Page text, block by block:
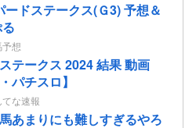
ードステークス(Ｇ3) 予想＆
想
テークス 2024 結果 動画
パチスロ】
な速報
馬あまりにも難しすぎるやろ